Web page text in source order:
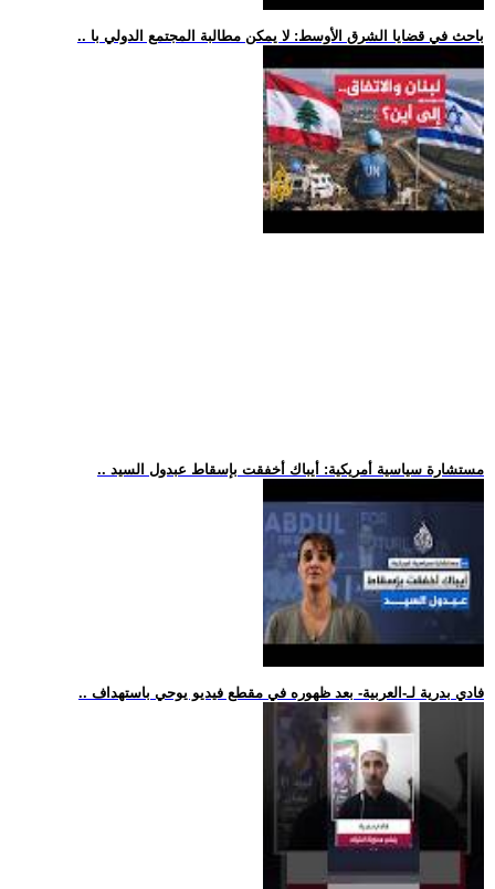
.. باحث في قضايا الشرق الأوسط: لا يمكن مطالبة المجتمع الدولي با
.. مستشارة سياسية أمريكية: أيباك أخفقت بإسقاط عبدول السيد
.. فادي بدرية لـ-العربية- بعد ظهوره في مقطع فيديو يوحي باستهداف